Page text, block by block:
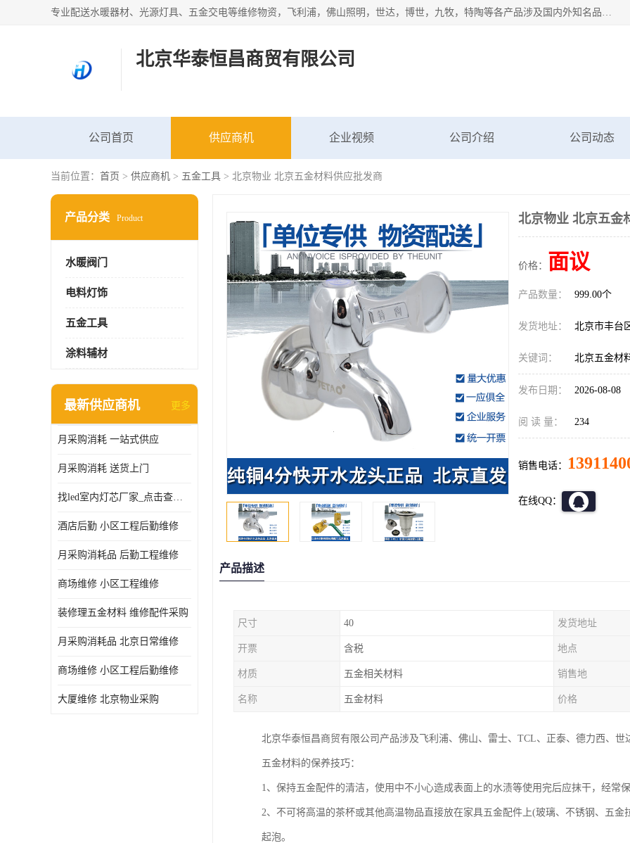
专业配送水暖器材、光源灯具、五金交电等维修物资，飞利浦，佛山照明，世达，博世，九牧，特陶等各产品涉及国内外知名品牌。公司专注与物业、学校、酒店、工厂等单位合作，提供一站式配送服务，降低客户综合成本。依托电子商务改变传统模式，以专业的团队为客户提供24H物资配送到达，货到月结、统一开票，便捷退换等服务，提高了企业的运营效率。
北京华泰恒昌商贸有限公司
公司首页 供应商机 企业视频 公司介绍 公司动态
当前位置： 首页 > 供应商机 > 五金工具 > 北京物业 北京五金材料供应批发商
产品分类 Product
水暖阀门
电料灯饰
五金工具
涂料辅材
最新供应商机 更多
月采购消耗 一站式供应
月采购消耗 送货上门
找led室内灯芯厂家_点击查看更多
酒店后勤 小区工程后勤维修
月采购消耗品 后勤工程维修
商场维修 小区工程维修
装修理五金材料 维修配件采购
月采购消耗品 北京日常维修
商场维修 小区工程后勤维修
大厦维修 北京物业采购
北京物业 北京五金
价格： 面议
产品数量： 999.00个
发货地址： 北京市丰
关键词： 北京五金材
发布日期： 2026-08-08
阅 读 量： 234
销售电话：
在线QQ：
产品描述
尺寸 40 发货地址
开票 含税 地点
材质 五金相关材料 销售地
名称 五金材料 价格
北京华泰恒昌商贸有限公司产品涉及飞利浦、佛山、雷士、TCL、正泰、德力西、
五金材料的保养技巧：
1、保持五金配件的清洁，使用中不小心造成表面上的水渍等使用完后应抹干，经常
2、不可将高温的茶杯或其他高温物品直接放在家具五金配件上(玻璃、不锈钢、五
起泡。